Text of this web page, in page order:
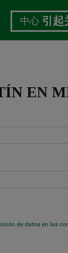
中心 引起
EN
de datos en las